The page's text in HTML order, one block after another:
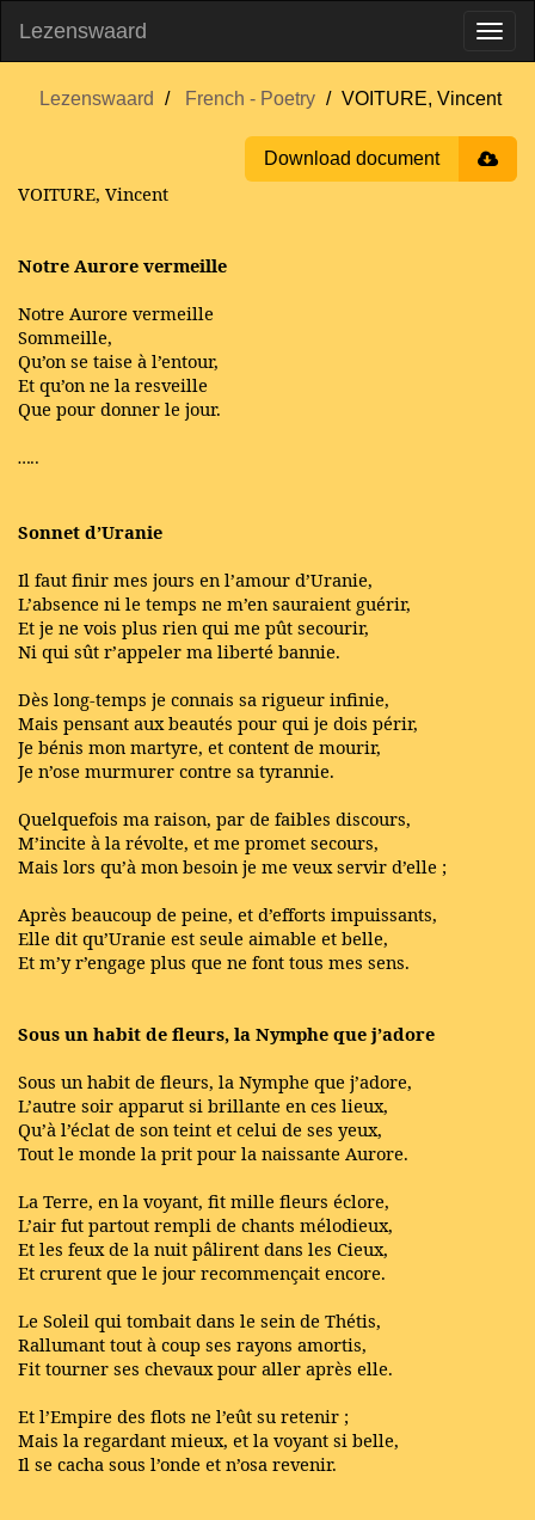
Lezenswaard
Lezenswaard French - Poetry VOITURE, Vincent
Download document
VOITURE, Vincent
Notre Aurore vermeille
Notre Aurore vermeille
Sommeille,
Qu’on se taise à l’entour,
Et qu’on ne la resveille
Que pour donner le jour.
…..
Sonnet d’Uranie
Il faut finir mes jours en l’amour d’Uranie,
L’absence ni le temps ne m’en sauraient guérir,
Et je ne vois plus rien qui me pût secourir,
Ni qui sût r’appeler ma liberté bannie.
Dès long-temps je connais sa rigueur infinie,
Mais pensant aux beautés pour qui je dois périr,
Je bénis mon martyre, et content de mourir,
Je n’ose murmurer contre sa tyrannie.
Quelquefois ma raison, par de faibles discours,
M’incite à la révolte, et me promet secours,
Mais lors qu’à mon besoin je me veux servir d’elle ;
Après beaucoup de peine, et d’efforts impuissants,
Elle dit qu’Uranie est seule aimable et belle,
Et m’y r’engage plus que ne font tous mes sens.
Sous un habit de fleurs, la Nymphe que j’adore
Sous un habit de fleurs, la Nymphe que j’adore,
L’autre soir apparut si brillante en ces lieux,
Qu’à l’éclat de son teint et celui de ses yeux,
Tout le monde la prit pour la naissante Aurore.
La Terre, en la voyant, fit mille fleurs éclore,
L’air fut partout rempli de chants mélodieux,
Et les feux de la nuit pâlirent dans les Cieux,
Et crurent que le jour recommençait encore.
Le Soleil qui tombait dans le sein de Thétis,
Rallumant tout à coup ses rayons amortis,
Fit tourner ses chevaux pour aller après elle.
Et l’Empire des flots ne l’eût su retenir ;
Mais la regardant mieux, et la voyant si belle,
Il se cacha sous l’onde et n’osa revenir.